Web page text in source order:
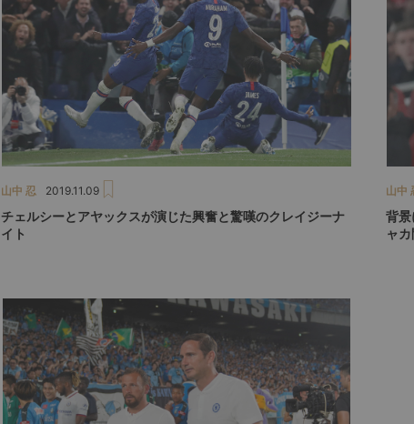
山中 忍 2019.11.09
チェルシーとアヤックスが演じた興奮と驚嘆のクレイジーナ
イト
山中
背
ャ